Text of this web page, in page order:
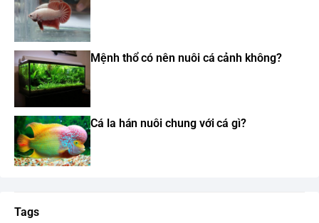
Mệnh thổ có nên nuôi cá cảnh không?
Cá la hán nuôi chung với cá gì?
Tags